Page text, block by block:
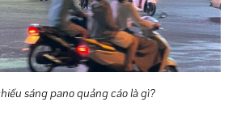
sáng pano quảng cáo là gì?